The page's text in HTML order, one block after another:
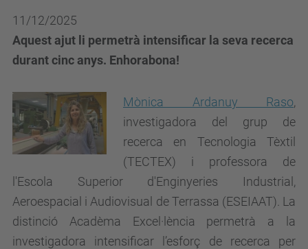
11/12/2025
Aquest ajut li permetrà intensificar la seva recerca
durant cinc anys. Enhorabona!
Mònica Ardanuy Raso,
investigadora del grup de
recerca en Tecnologia Tèxtil
(TECTEX) i professora de
l'Escola Superior d'Enginyeries Industrial,
Aeroespacial i Audiovisual de Terrassa (ESEIAAT). La
distinció Acadèma Excel·lència permetrà a la
investigadora intensificar l’esforç de recerca per